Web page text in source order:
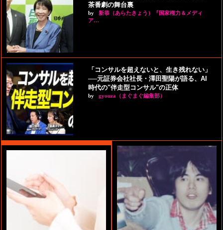
茶番劇の舞台裏
by
新恭（あらたきょう）『国家権力＆メディ
ア…
「コンサルを超えないと、生き残れない」
──元証券会社社長・澤田聖陽が語る、AI
時代の"伴走型コンサル"の正体
by gyouza（まぐまぐ編集部）